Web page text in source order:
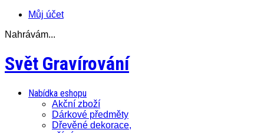
Můj účet
Nahrávám...
Svět Gravírování
Nabídka eshopu
Akční zboží
Dárkové předměty
Dřevěné dekorace,